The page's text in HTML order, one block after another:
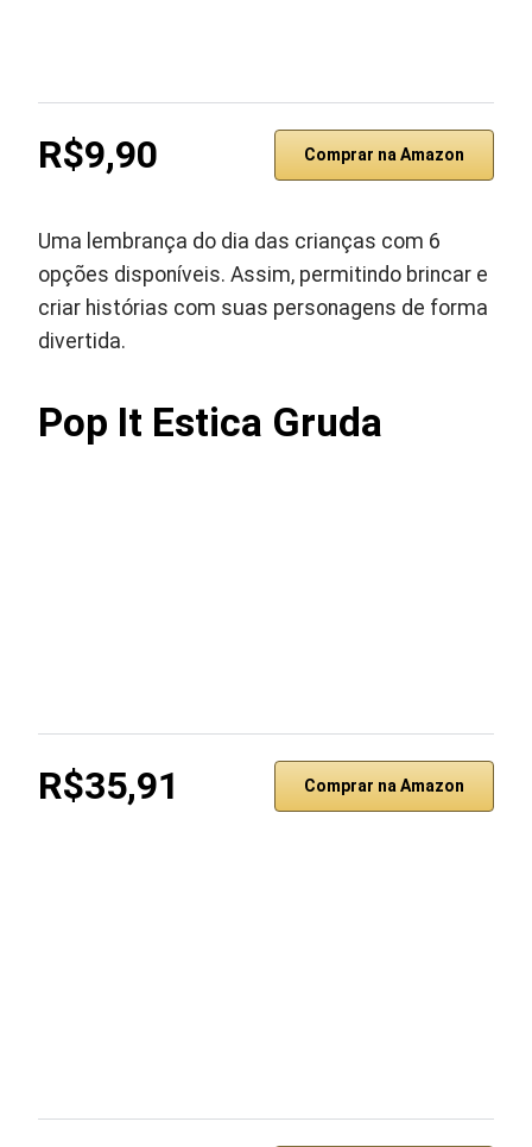
R$9,90 Comprar na Amazon
Uma lembrança do dia das crianças com 6
opções disponíveis. Assim, permitindo brincar e
criar histórias com suas personagens de forma
divertida.
Pop It Estica Gruda
R$35,91 Comprar na Amazon